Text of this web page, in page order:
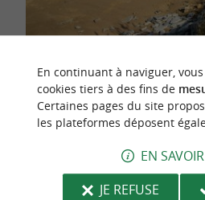
Photo : Plage de Guethary
LA GRANDE PLAGE
DE-
En continuant à naviguer,
cookies tiers à des fins de
Certaines pages du site
les plateformes déposent
EN
JE REFUSE